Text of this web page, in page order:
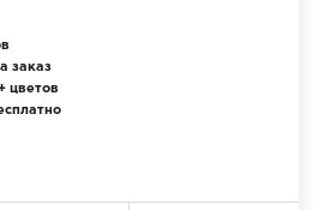
заказ
цветов